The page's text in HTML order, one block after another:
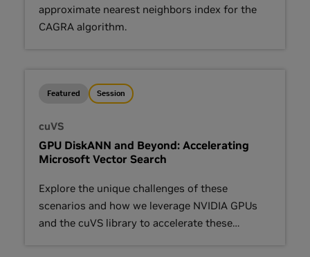
approximate nearest neighbors index for the
CAGRA algorithm.
Featured Session
cuVS
GPU DiskANN and Beyond: Accelerating
Microsoft Vector Search
Explore the unique challenges of these
scenarios and how we leverage NVIDIA GPUs
and the cuVS library to accelerate these